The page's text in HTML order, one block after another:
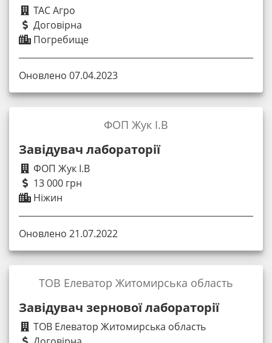
ТАС Агро
Договірна
Погребище
Оновлено 07.04.2023
Завідувач лабораторії
ФОП Жук І.В
13 000 грн
Ніжин
ФОП Жук І.В
Оновлено 21.07.2022
Завідувач зернової лабораторії
ТОВ Елеватор Житомирська область
ТОВ Елеватор Житомирська область